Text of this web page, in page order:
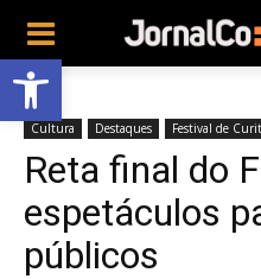
Abrir a barra de ferramentas
Cultura Destaques Festival de
Reta final do
espetáculos
públicos